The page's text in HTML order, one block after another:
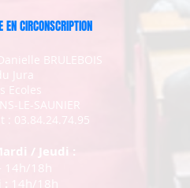
EN CIRCONSCRIPTION
BRULEBOIS
Jura
Ecoles
LE-SAUNIER
: 03.84.24.74.95
/ Jeudi :
14h/18h
: 14h/18h